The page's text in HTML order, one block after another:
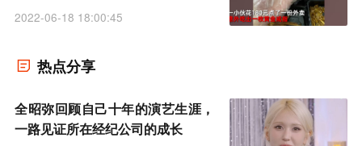
2022-06-18 18:00:45
热点分享
全昭弥回顾自己十年的演艺生涯，
一路见证所在经纪公司的成长